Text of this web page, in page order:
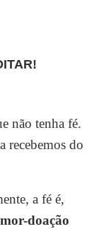
não tenha fé.
recebemos do
a fé é,
doação